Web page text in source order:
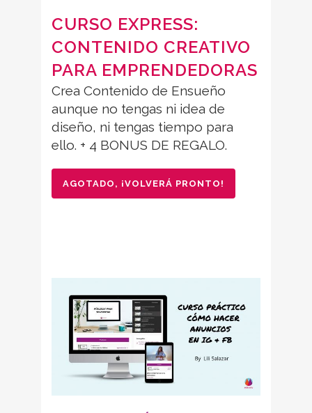
CURSO EXPRESS:
CONTENIDO CREATIVO
PARA EMPRENDEDORAS
Crea Contenido de Ensueño
aunque no tengas ni idea de
diseño, ni tengas tiempo para
ello. + 4 BONUS DE REGALO.
AGOTADO, ¡VOLVERÁ PRONTO!